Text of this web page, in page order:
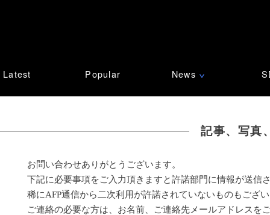
Latest Popular News ∨
記事、写真
お問い合わせありがとうございます。
下記に必要事項をご入力頂きますと許諾部門に情報が送信
稀にAFP通信から二次利用が許諾されていないものもござ
ご連絡の必要な方は、お名前、ご連絡先メールアドレスを